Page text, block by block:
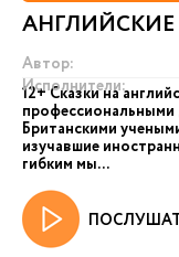
АНГЛИЙСКИЕ
Автор:
Исполнители:
12+ Сказки на
профессиональными
Британскими
изучавшие
гибким мы...